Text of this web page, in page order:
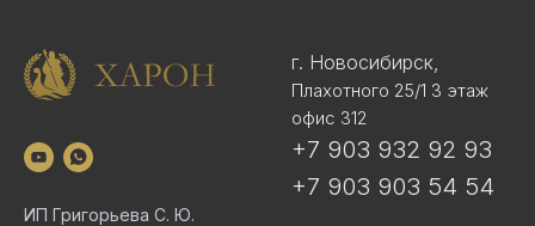
ИП Григорьева С. Ю.
г. Новосибирск,
Плахотного 25/1 3 этаж
офис 312
+7 903 932 92 93
+7 903 903 54 54